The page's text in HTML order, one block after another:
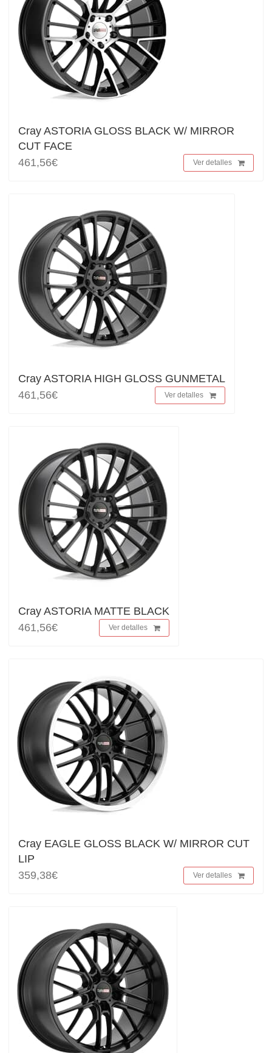
Cray ASTORIA GLOSS BLACK W/ MIRROR
CUT FACE
461,56€
Ver detalles
Cray ASTORIA HIGH GLOSS GUNMETAL
461,56€
Ver detalles
Cray ASTORIA MATTE BLACK
461,56€
Ver detalles
Cray EAGLE GLOSS BLACK W/ MIRROR CUT
LIP
359,38€
Ver detalles